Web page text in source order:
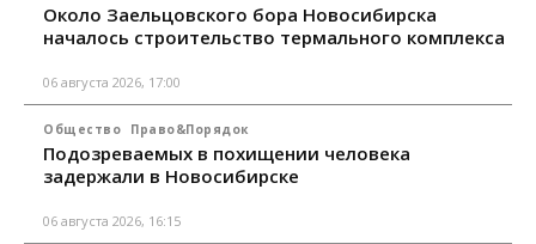
Около Заельцовского бора Новосибирска
началось строительство термального комплекса
06 августа 2026, 17:00
Общество Право&Порядок
Подозреваемых в похищении человека
задержали в Новосибирске
06 августа 2026, 16:15